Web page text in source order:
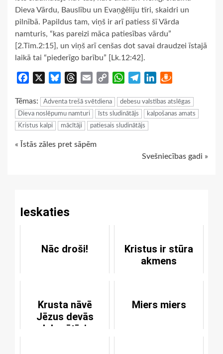
Dieva Vārdu, Bauslību un Evaņģēliju tīri, skaidri un
pilnībā. Papildus tam, viņš ir arī patiess šī Vārda
namturis, “kas pareizi māca patiesības vārdu”
[2.Tim.2:15], un viņš arī cenšas dot savai draudzei īstajā
laikā tai “piederīgo barību” [Lk.12:42].
Facebook BlueskyThreads
Email
Copy
WhatsApp
TelegramLinkedIn
Tēmas: Adventa trešā svētdiena
debesu valstības atslēgas
Dieva noslēpumu namturi
īsts sludinātājs
kalpošanas amats
Kristus kalpi
mācītāji patiesais sludinātājs
Continue
« Īstās zāles pret sāpēm
Svešniecības gadi »
Ieskaties
Nāc droši!
Kristus ir stūra
akmens
Krusta nāvē
Jēzus devās
labprātīgi
Miers miers